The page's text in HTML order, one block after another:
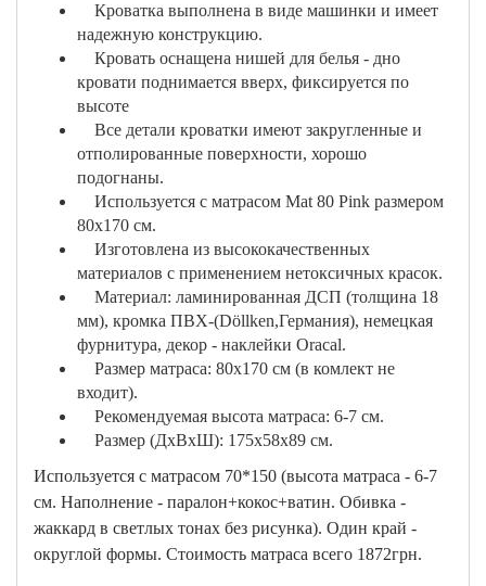
Кроватка выполнена в виде машинки и имеет
надежную конструкцию.
Кровать оснащена нишей для белья - дно
кровати поднимается вверх, фиксируется по
высоте
Все детали кроватки имеют закругленные и
отполированные поверхности, хорошо
подогнаны.
Используется с матрасом Mat 80 Pink размером
80х170 см.
Изготовлена из высококачественных
материалов с применением нетоксичных красок.
Материал: ламинированная ДСП (толщина 18
мм), кромка ПВХ-(Döllken,Германия), немецкая
фурнитура, декор - наклейки Oracal.
Размер матраса: 80х170 см (в комлект не
входит).
Рекомендуемая высота матраса: 6-7 см.
Размер (ДхВхШ): 175х58х89 см.
Используется с матрасом 70*150 (высота матраса - 6-7
см. Наполнение - паралон+кокос+ватин. Обивка -
жаккард в светлых тонах без рисунка). Один край -
округлой формы. Стоимость матраса всего 1872грн.